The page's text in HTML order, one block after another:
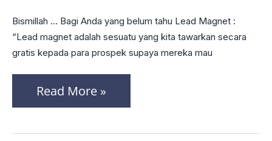
Bismillah … Bagi Anda yang belum tahu Lead Magnet :
“Lead magnet adalah sesuatu yang kita tawarkan secara
gratis kepada para prospek supaya mereka mau
dengan
Autoresponder
Read More »